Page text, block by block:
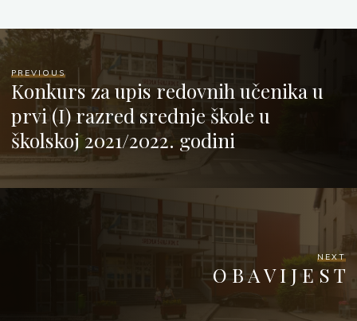
PREVIOUS
Konkurs za upis redovnih učenika u
prvi (I) razred srednje škole u
školskoj 2021/2022. godini
NEXT
O B A V I J E S T